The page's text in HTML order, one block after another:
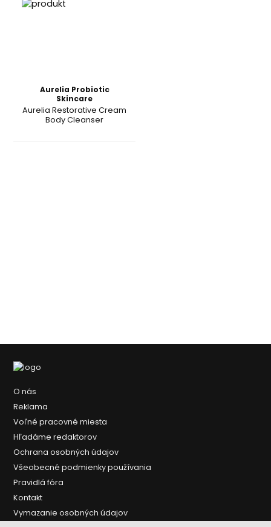
Aurelia Probiotic
Skincare
Aurelia Restorative Cream
Body Cleanser
O nás
Reklama
Voľné pracovné miesta
Hľadáme redaktorov
Ochrana osobných údajov
Všeobecné podmienky používania
Pravidlá fóra
Kontakt
Vymazanie osobných údajov